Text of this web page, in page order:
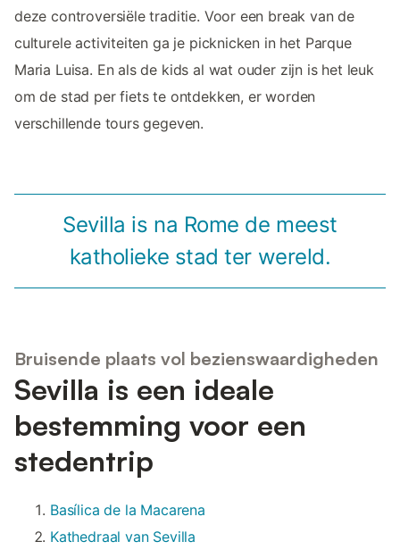
deze controversiële traditie. Voor een break van de
culturele activiteiten ga je picknicken in het Parque
Maria Luisa. En als de kids al wat ouder zijn is het leuk
om de stad per fiets te ontdekken, er worden
verschillende tours gegeven.
Sevilla is na Rome de meest
katholieke stad ter wereld.
Bruisende plaats vol bezienswaardigheden
Sevilla is een ideale
bestemming voor een
stedentrip
Basílica de la Macarena
Kathedraal van Sevilla